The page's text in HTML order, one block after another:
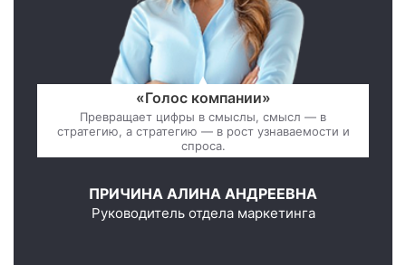
«Голос компании»
Превращает цифры в смыслы, смысл — в
стратегию, а стратегию — в рост узнаваемости и
спроса.
ПРИЧИНА АЛИНА АНДРЕЕВНА
Руководитель отдела маркетинга